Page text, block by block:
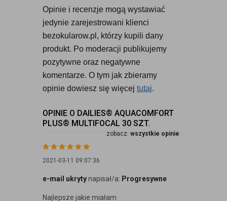
Opinie i recenzje mogą wystawiać
jedynie zarejestrowani klienci
bezokularow.pl, którzy kupili dany
produkt. Po moderacji publikujemy
pozytywne oraz negatywne
komentarze. O tym jak zbieramy
opinie dowiesz się więcej tutaj.
OPINIE O DAILIES® AQUACOMFORT
PLUS® MULTIFOCAL 30 SZT.
zobacz: wszystkie opinie
2021-03-11 09:07:36
e-mail ukrytynapisał/a: Progresywne
Najlepsze jakie miałam